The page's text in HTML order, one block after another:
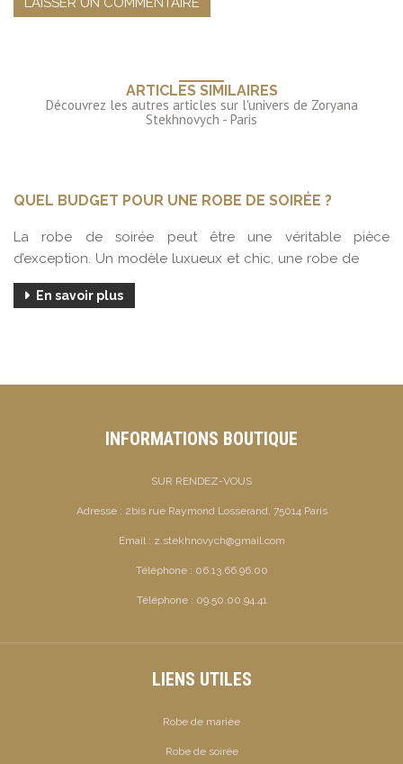
ARTICLES SIMILAIRES
QUEL BUDGET POUR UNE ROBE DE SOIRÉE ?
La robe de soirée peut être une véritable pièce
d’exception. Un modèle luxueux et chic, une robe de
En savoir plus
INFORMATIONS BOUTIQUE
SUR RENDEZ-VOUS
Adresse : 2bis rue Raymond Losserand, 75014 Paris
Email : z.stekhnovych@gmail.com
Téléphone : 06.13.66.96.00
Téléphone : 09.50.00.94.41
LIENS UTILES
Robe de mariée
Robe de soirée